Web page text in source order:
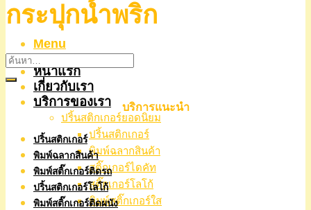
Menu
หน้าแรก
เกี่ยวกับเรา
บริการของเรา
ปริ้นสติกเกอร์ยอดนิยม
ปริ้นสติกเกอร์
พิมพ์ฉลากสินค้า
สติ๊กเกอร์ไดคัท
สติ๊กเกอร์โลโก้
พิมพ์สติ๊กเกอร์ใส
กระปุกน้ำพริก
บริการแนะนำ
ปริ้นสติกเกอร์
พิมพ์ฉลากสินค้า
พิมพ์สติ๊กเกอร์ติดรถ
ปริ้นสติกเกอร์โลโก้
พิมพ์สติ๊กเกอร์ติดผนัง